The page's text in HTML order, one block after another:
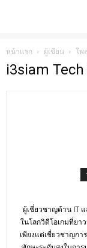
หน้าแรก ผู้เขียน โพ
i3siam
ผู้เชี่ยวชาญด้าน IT
ในโลกวิดีโอเกมที่ยา
เพียงแต่เชี่ยวชาญกา